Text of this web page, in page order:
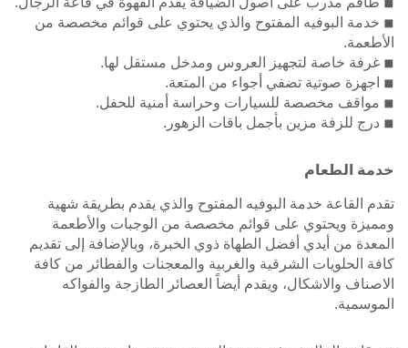
◾ خدمة البوفيه المفتوح والذي يحتوي على قوائم مخصصة من
الأطعمة.
◾ غرفة خاصة لتجهيز العروس ومدخل مستقل لها.
◾ اجهزة صوتية تضفي أجواء من المتعة.
◾ مواقف مخصصة للسيارات وحراسة أمنية للحفل.
◾ درج للزفة مزين بأجمل باقات الزهور.
خدمة الطعام
تقدم القاعة خدمة البوفيه المفتوح والذي يقدم بطريقة شهية
ومميزة ويحتوي على قوائم مخصصة من الوجبات والأطعمة
المعدة من أيدي أفضل الطهاة ذوي الخبرة، وبالإضافة إلى تقديم
كافة الحلويات الشرقية والغربية والمعجنات والفطائر من كافة
الاصناف والاشكال، ويقدم أيضاً العصائر الطازجة والفواكه
الموسمية.